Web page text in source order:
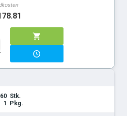
60 Stk.
1 Pkg.